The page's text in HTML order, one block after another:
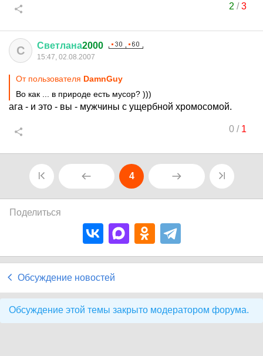
2 /3
С Светлана2000
15:47, 02.08.2007
От пользователя DamnGuy
Во как ... в природе есть мусор? )))
ага - и это - вы - мужчины с ущербной хромосомой.
0/ 1
4
Поделиться
Обсуждение новостей
Обсуждение этой темы закрыто модератором форума.